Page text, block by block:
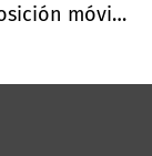
móvil